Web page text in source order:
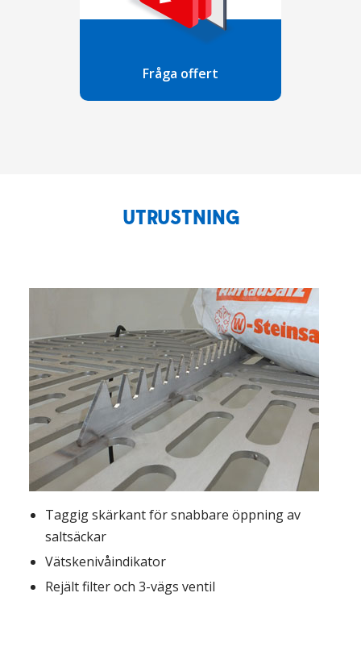
Fråga offert
UTRUSTNING
Taggig skärkant för snabbare öppning av
saltsäckar
Vätskenivåindikator
Rejält filter och 3-vägs ventil